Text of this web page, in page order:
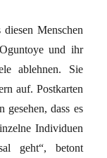
Menschen
und ihr
ablehnen. Sie
auf. Postkarten
dass es
Individuen
geht“, betont